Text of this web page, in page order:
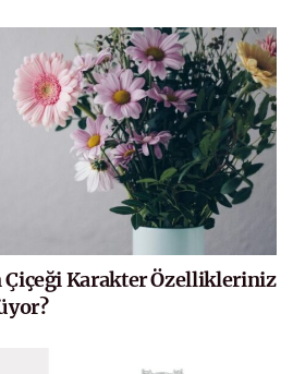
Çiçeği Karakter Özellikleriniz